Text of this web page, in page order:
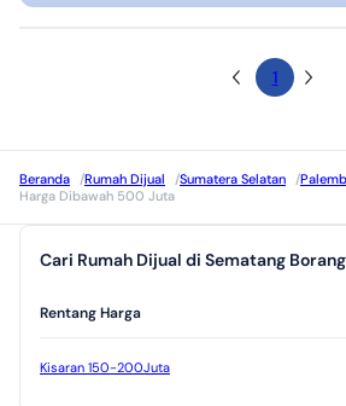
1
Beranda /Rumah Dijual /Sumatera Selatan /
Harga Dibawah 500 Juta
Cari Rumah Dijual di Sematang
Rentang Harga
Kisaran 150-200Juta